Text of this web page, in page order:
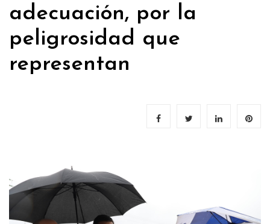
adecuación, por la
peligrosidad que
representan